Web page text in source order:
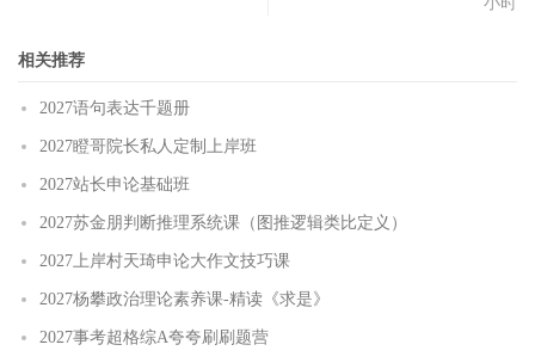
相关推荐
2027语句表达千题册
2027瞪哥院长私人定制上岸班
2027站长申论基础班
2027苏金朋判断推理系统课（图推逻辑类比定义）
2027上岸村天琦申论大作文技巧课
2027杨攀政治理论素养课-精读《求是》
2027事考超格综A夸夸刷刷题营